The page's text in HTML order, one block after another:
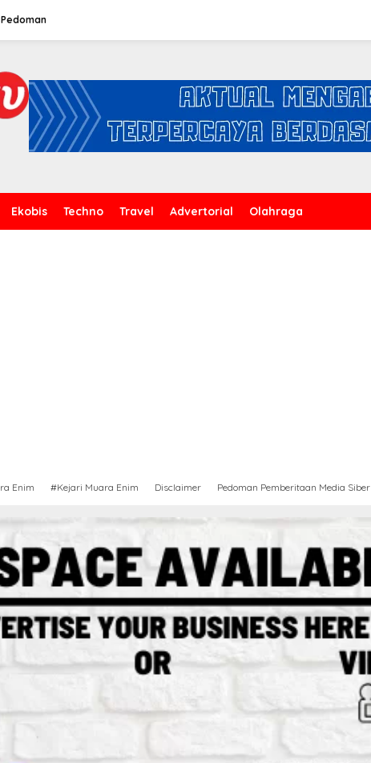
Pedoman
Ekobis Techno Travel Advertorial Olahraga
Enim #Kejari Muara Enim Disclaimer Pedoman Pemberitaan Media Siber